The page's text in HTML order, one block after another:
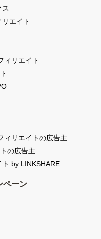
ス
エイト
ィリエイト
ィリエイトの広告主
の広告主
by LINKSHARE
ペーン